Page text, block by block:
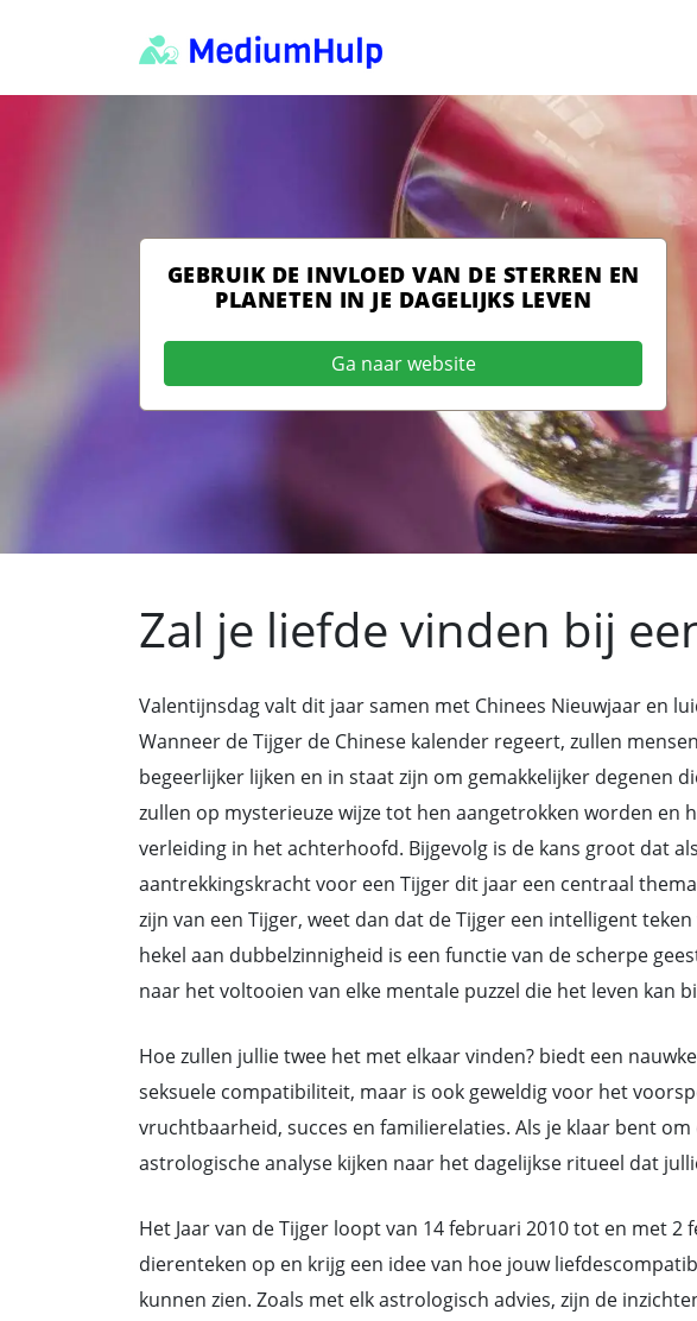
GEBRUIK DE INVLOED VAN DE STERREN EN
PLANETEN IN JE DAGELIJKS LEVEN
Ga naar website
Zal je liefde vinden bij
Valentijnsdag valt dit jaar samen met Chinees Nieuwjaar en
Wanneer de Tijger de Chinese kalender regeert, zullen
begeerlijker lijken en in staat zijn om gemakkelijker degenen
zullen op mysterieuze wijze tot hen aangetrokken worden en
verleiding in het achterhoofd. Bijgevolg is de kans groot dat
aantrekkingskracht voor een Tijger dit jaar een centraal
zijn van een Tijger, weet dan dat de Tijger een intelligent
hekel aan dubbelzinnigheid is een functie van de scherpe
naar het voltooien van elke mentale puzzel die het leven kan
Hoe zullen jullie twee het met elkaar vinden? biedt een
seksuele compatibiliteit, maar is ook geweldig voor het
vruchtbaarheid, succes en familierelaties. Als je klaar bent
astrologische analyse kijken naar het dagelijkse ritueel dat
Het Jaar van de Tijger loopt van 14 februari 2010 tot en met 2
dierenteken op en krijg een idee van hoe jouw
kunnen zien. Zoals met elk astrologisch advies, zijn de